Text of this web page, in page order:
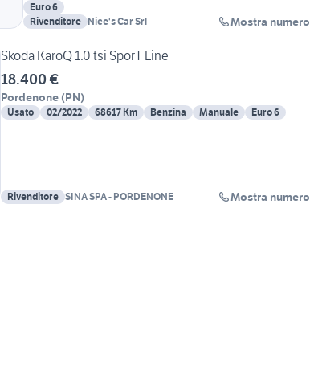
Euro 6
Rivenditore Nice's Car Srl Mostra numero
Skoda KaroQ 1.0 tsi SporT Line
18.400 €
Pordenone (PN)
Usato 02/2022 68617 Km Benzina Manuale Euro 6
Rivenditore SINA SPA - PORDENONE Mostra numero